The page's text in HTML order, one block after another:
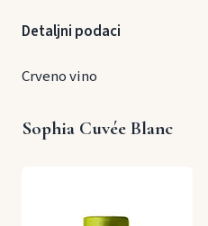
Detaljni podaci
Crveno vino
Sophia Cuvée Blanc